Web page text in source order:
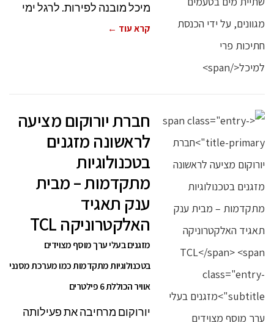
מיכל מובנה לפירות. לרגל ימי
קרא עוד ←
חברת יורוקום מציעה
לראשונה מזגנים
בטכנולוגיות
מתקדמות – מבית
ענק תאגיד
האלקטרוניקה TCL
מזגנים בעלי ערך מוסף מצוידים
בטכנולוגיות מתקדמות כמו מערכת מסנני
אוויר הכוללת 6 פילטרים
יורוקום מרחיבה את פעילותה